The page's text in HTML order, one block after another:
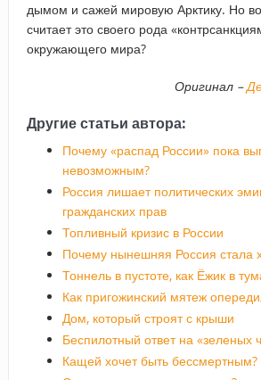
дымом и сажей мировую Арктику. Но
считает это своего рода
окружающего мира?
Оригинал –
Другие статьи автора:
Почему «распад России» пока
невозможным?
Россия лишает политических
гражданских прав
Топливный кризис в России
Почему нынешняя Россия стала
Тоннель в пустоте, как Ёжик в
Как пригожинский мятеж
Дом, который строят с крыши
Беспилотный ответ на «зеленых
Кащей хочет быть бессмертным?